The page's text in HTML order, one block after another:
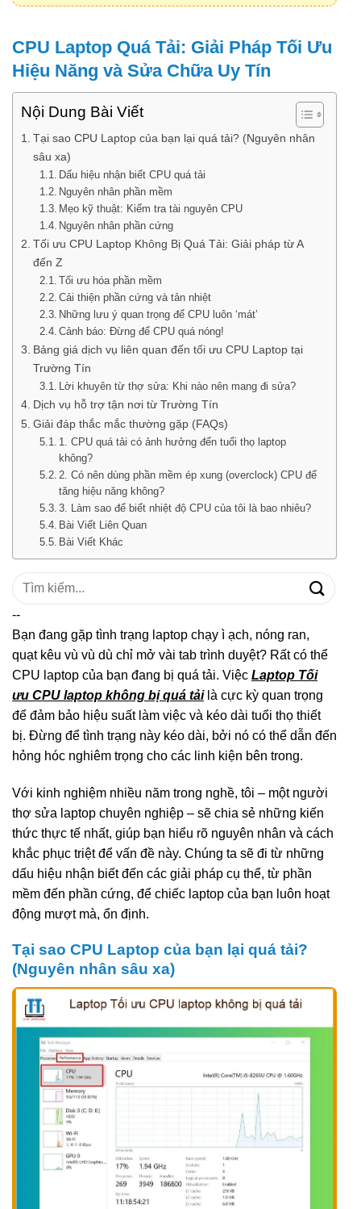
CPU Laptop Quá Tải: Giải Pháp Tối Ưu
Hiệu Năng và Sửa Chữa Uy Tín
Nội Dung Bài Viết
Tại sao CPU Laptop của bạn lại quá tải? (Nguyên nhân
sâu xa)
Dấu hiệu nhận biết CPU quá tải
Nguyên nhân phần mềm
Mẹo kỹ thuật: Kiểm tra tài nguyên CPU
Nguyên nhân phần cứng
Tối ưu CPU Laptop Không Bị Quá Tải: Giải pháp từ A
đến Z
Tối ưu hóa phần mềm
Cải thiện phần cứng và tản nhiệt
Những lưu ý quan trọng để CPU luôn ‘mát’
Cảnh báo: Đừng để CPU quá nóng!
Bảng giá dịch vụ liên quan đến tối ưu CPU Laptop tại
Trường Tín
Lời khuyên từ thợ sửa: Khi nào nên mang đi sửa?
Dịch vụ hỗ trợ tận nơi từ Trường Tín
Giải đáp thắc mắc thường gặp (FAQs)
1. CPU quá tải có ảnh hưởng đến tuổi thọ laptop
không?
2. Có nên dùng phần mềm ép xung (overclock) CPU để
tăng hiệu năng không?
3. Làm sao để biết nhiệt độ CPU của tôi là bao nhiêu?
Bài Viết Liên Quan
Bài Viết Khác
Tìm
--
Bạn đang gặp tình trạng laptop chạy ì ạch, nóng ran,
quạt kêu vù vù dù chỉ mở vài tab trình duyệt? Rất có thể
CPU laptop của bạn đang bị quá tải. Việc Laptop Tối
ưu CPU laptop không bị quá tảilà cực kỳ quan trọng
để đảm bảo hiệu suất làm việc và kéo dài tuổi thọ thiết
bị. Đừng để tình trạng này kéo dài, bởi nó có thể dẫn đến
hỏng hóc nghiêm trọng cho các linh kiện bên trong.
Với kinh nghiệm nhiều năm trong nghề, tôi – một người
thợ sửa laptop chuyên nghiệp – sẽ chia sẻ những kiến
thức thực tế nhất, giúp bạn hiểu rõ nguyên nhân và cách
khắc phục triệt để vấn đề này. Chúng ta sẽ đi từ những
dấu hiệu nhận biết đến các giải pháp cụ thể, từ phần
mềm đến phần cứng, để chiếc laptop của bạn luôn hoạt
động mượt mà, ổn định.
Tại sao CPU Laptop của bạn lại quá tải?
(Nguyên nhân sâu xa)